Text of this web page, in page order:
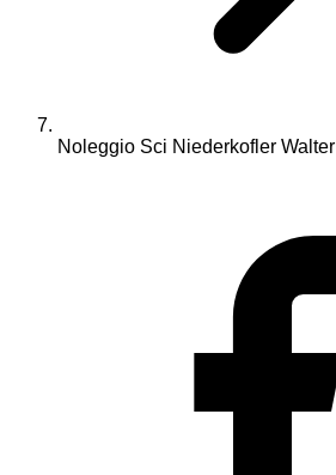
Noleggio Sci Niederkofler Walter